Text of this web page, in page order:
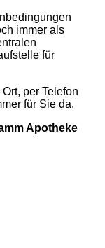
immer als
für
per Telefon
für Sie da.
Apotheke